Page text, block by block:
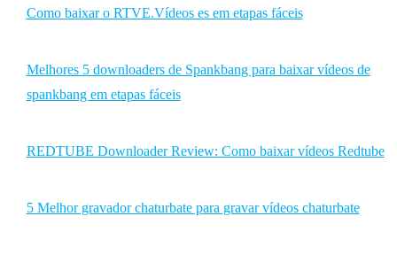
Como baixar o RTVE.Vídeos es em etapas fáceis
Melhores 5 downloaders de Spankbang para baixar vídeos de
spankbang em etapas fáceis
REDTUBE Downloader Review: Como baixar vídeos Redtube
5 Melhor gravador chaturbate para gravar vídeos chaturbate